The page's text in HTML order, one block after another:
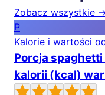
Zobacz wszystkie
P
Kalorie i wartości
Porcja
kalorii (kcal)